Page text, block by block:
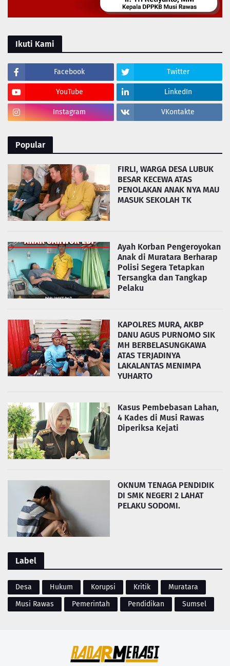
Ikuti Kami
Facebook Twitter
YouTube LinkedIn
Instagram VKontakte
Popular
FIRLI, WARGA DESA LUBUK
BESAR KECEWA ATAS
PENOLAKAN ANAK NYA MAU
MASUK SEKOLAH TK
Ayah Korban Pengeroyokan
Anak di Muratara Berharap
Polisi Segera Tetapkan
Tersangka dan Tangkap
Pelaku
KAPOLRES MURA, AKBP
DANU AGUS PURNOMO SIK
MH BERBELASUNGKAWA
ATAS TERJADINYA
LAKALANTAS MENIMPA
YUHARTO
Kasus Pembebasan Lahan,
4 Kades di Musi Rawas
Diperiksa Kejati
OKNUM TENAGA PENDIDIK
DI SMK NEGERI 2 LAHAT
PELAKU SODOMI.
Label
Desa Hukum Korupsi Kritik
Muratara
Musi Rawas
Pemerintah Pendidikan Sumsel